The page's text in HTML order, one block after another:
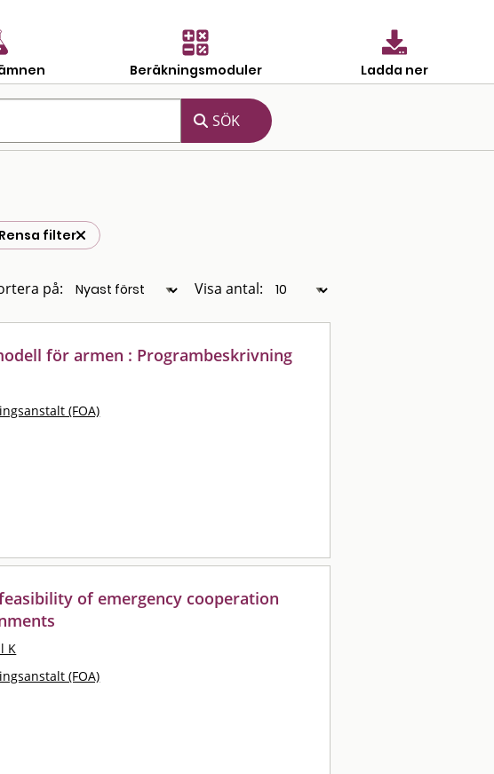
Beräkningsmoduler Ladda ner
Rensa filter
på: Visa antal:
för armen : Programbeskrivning
(FOA)
of emergency cooperation
K
(FOA)